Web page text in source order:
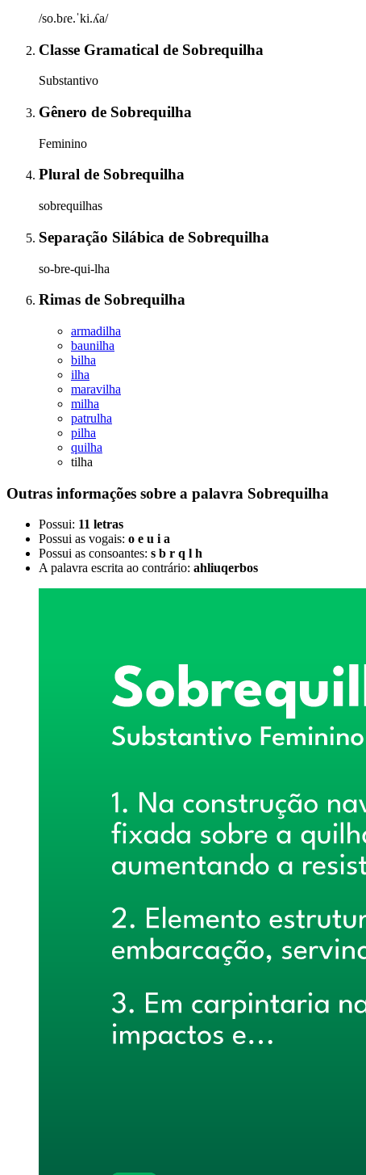
/so.bɾe.ˈki.ʎa/
Classe Gramatical de Sobrequilha
Substantivo
Gênero de Sobrequilha
Feminino
Plural de Sobrequilha
sobrequilhas
Separação Silábica de Sobrequilha
so-bre-qui-lha
Rimas de Sobrequilha
armadilha
baunilha
bilha
ilha
maravilha
milha
patrulha
pilha
quilha
tilha
Outras informações sobre a palavra Sobrequilha
Possui: 11 letras
Possui as vogais: o e u i a
Possui as consoantes: s b r q l h
A palavra escrita ao contrário: ahliuqerbos